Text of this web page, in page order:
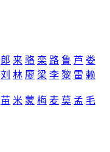
郎 来 骆 栾 路 鲁 芦 娄
刘 林 廖 梁 李 黎 雷 赖
苗 米 蒙 梅 麦 莫 孟 毛